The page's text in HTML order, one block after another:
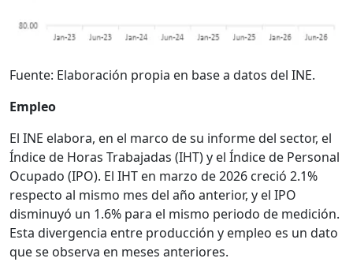
Fuente: Elaboración propia en base a datos del INE.
Empleo
El INE elabora, en el marco de su informe del sector, el
Índice de Horas Trabajadas (IHT) y el Índice de Personal
Ocupado (IPO). El IHT en marzo de 2026 creció 2.1%
respecto al mismo mes del año anterior, y el IPO
disminuyó un 1.6% para el mismo periodo de medición.
Esta divergencia entre producción y empleo es un dato
que se observa en meses anteriores.